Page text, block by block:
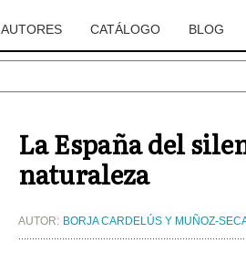
AUTORES CATÁLOGO BLOG
La España del
naturaleza
AUTOR: BORJA CARDELÚS Y MUÑOZ-